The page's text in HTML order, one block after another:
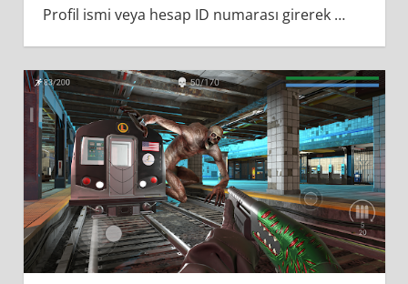
Profil ismi veya hesap ID numarası girerek …